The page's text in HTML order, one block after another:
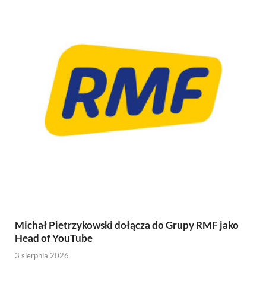
Michał Pietrzykowski dołącza do Grupy RMF jako
Head of YouTube
3 sierpnia 2026